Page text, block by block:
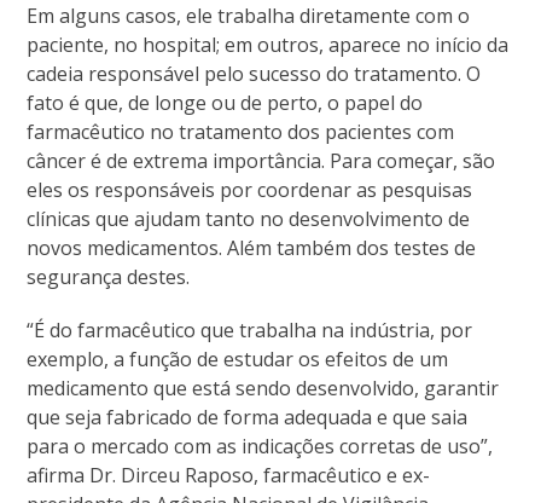
Em alguns casos, ele trabalha diretamente com o
paciente, no hospital; em outros, aparece no início da
cadeia responsável pelo sucesso do tratamento. O
fato é que, de longe ou de perto, o papel do
farmacêutico no tratamento dos pacientes com
câncer é de extrema importância. Para começar, são
eles os responsáveis por coordenar as pesquisas
clínicas que ajudam tanto no desenvolvimento de
novos medicamentos. Além também dos testes de
segurança destes.
“É do farmacêutico que trabalha na indústria, por
exemplo, a função de estudar os efeitos de um
medicamento que está sendo desenvolvido, garantir
que seja fabricado de forma adequada e que saia
para o mercado com as indicações corretas de uso”,
afirma Dr. Dirceu Raposo, farmacêutico e ex-